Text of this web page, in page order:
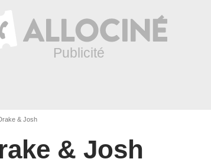
& Josh
& Josh